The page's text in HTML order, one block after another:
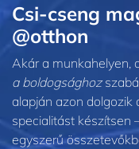
Csi-cseng
@otthon
Akár a munkahelyen,
a boldogsághoz
alapján azon dolgozik
specialitást készítsen
egyszerű